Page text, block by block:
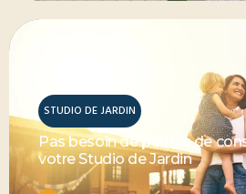
STUDIO DE JARDIN
Pas besoin de permis de
votre Studio de Jardin